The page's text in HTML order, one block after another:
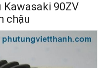
Kawasaki 90ZV
chậu